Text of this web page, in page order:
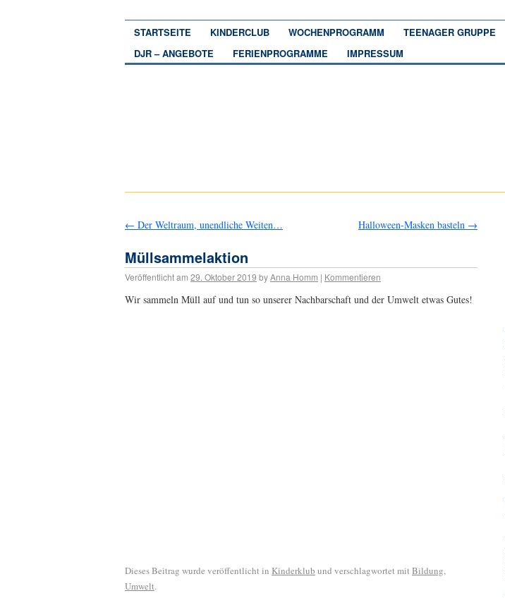
STARTSEITE KINDERCLUB WOCHENPROGRAMM TEENAGER GRUPPE
DJR – ANGEBOTE
FERIENPROGRAMME IMPRESSUM
← Der Weltraum, unendliche Weiten… Halloween-Masken basteln →
Müllsammelaktion
Veröffentlicht am 29. Oktober 2019 byAnna Homm | Kommentieren
Wir sammeln Müll auf und tun so unserer Nachbarschaft und der Umwelt etwas Gutes!
Dieses Beitrag wurde veröffentlicht in Kinderklub und verschlagwortet mit Bildung,
Umwelt.